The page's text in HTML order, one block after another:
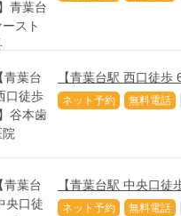
【青葉台駅 西口徒歩
ネット予約 無料電話
【青葉台駅 中央口
ネット予約 無料電話